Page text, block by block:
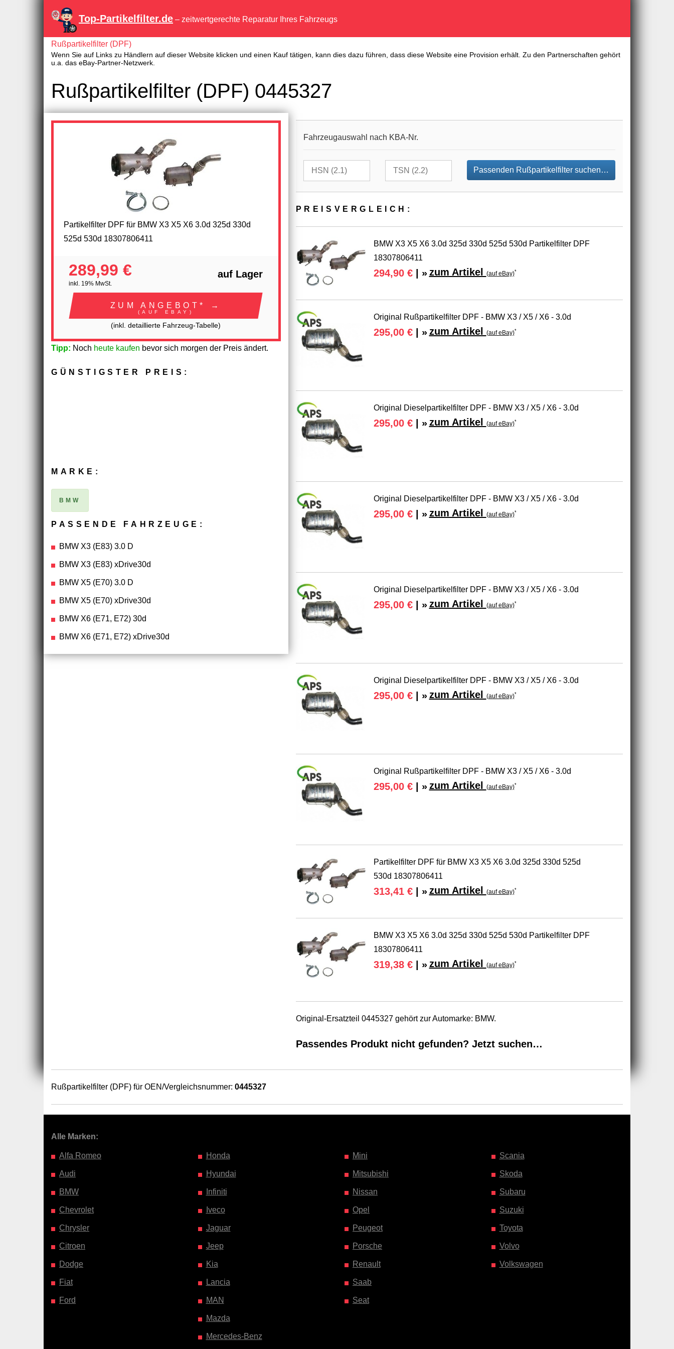
Top-Partikelfilter.de – zeitwertgerechte Reparatur Ihres Fahrzeugs
Rußpartikelfilter (DPF)
Wenn Sie auf Links zu Händlern auf dieser Website klicken und einen Kauf tätigen, kann dies dazu führen, dass diese Website eine Provision erhält. Zu den Partnerschaften gehört
u.a. das eBay-Partner-Netzwerk.
Rußpartikelfilter (DPF) 0445327
Partikelfilter DPF für BMW X3 X5 X6 3.0d 325d 330d
525d 530d 18307806411
289,99 €
inkl. 19% MwSt.
auf Lager
ZUM ANGEBOT* →
(AUF EBAY)
(inkl. detaillierte Fahrzeug-Tabelle)
Tipp: Noch heute kaufen bevor sich morgen der Preis ändert.
GÜNSTIGSTER PREIS:
MARKE:
BMW
PASSENDE FAHRZEUGE:
BMW X3 (E83) 3.0 D
BMW X3 (E83) xDrive30d
BMW X5 (E70) 3.0 D
BMW X5 (E70) xDrive30d
BMW X6 (E71, E72) 30d
BMW X6 (E71, E72) xDrive30d
Fahrzeugauswahl nach KBA-Nr.
Passenden Rußpartikelfilter suchen…
PREIS­VER­GLEICH:
BMW X3 X5 X6 3.0d 325d 330d 525d 530d Partikelfilter DPF
18307806411
294,90 €| » zum Artikel (auf eBay)*
Original Rußpartikelfilter DPF - BMW X3 / X5 / X6 - 3.0d
295,00 €| » zum Artikel (auf eBay)*
Original Dieselpartikelfilter DPF - BMW X3 / X5 / X6 - 3.0d
295,00 €| » zum Artikel (auf eBay)*
Original Dieselpartikelfilter DPF - BMW X3 / X5 / X6 - 3.0d
295,00 €| » zum Artikel (auf eBay)*
Original Dieselpartikelfilter DPF - BMW X3 / X5 / X6 - 3.0d
295,00 €| » zum Artikel (auf eBay)*
Original Dieselpartikelfilter DPF - BMW X3 / X5 / X6 - 3.0d
295,00 €| » zum Artikel (auf eBay)*
Original Rußpartikelfilter DPF - BMW X3 / X5 / X6 - 3.0d
295,00 €| » zum Artikel (auf eBay)*
Partikelfilter DPF für BMW X3 X5 X6 3.0d 325d 330d 525d
530d 18307806411
313,41 €| » zum Artikel (auf eBay)*
BMW X3 X5 X6 3.0d 325d 330d 525d 530d Partikelfilter DPF
18307806411
319,38 €| » zum Artikel (auf eBay)*
Original-Ersatzteil 0445327 gehört zur Automarke: BMW.
Passendes Produkt nicht gefunden? Jetzt suchen…
Rußpartikelfilter (DPF) für OEN/Vergleichsnummer: 0445327
Alle Marken:
Alfa Romeo
Audi
BMW
Chevrolet
Chrysler
Citroen
Dodge
Fiat
Ford
Honda
Hyundai
Infiniti
Iveco
Jaguar
Jeep
Kia
Lancia
MAN
Mazda
Mercedes-Benz
Mini
Mitsubishi
Nissan
Opel
Peugeot
Porsche
Renault
Saab
Seat
Scania
Skoda
Subaru
Suzuki
Toyota
Volvo
Volkswagen